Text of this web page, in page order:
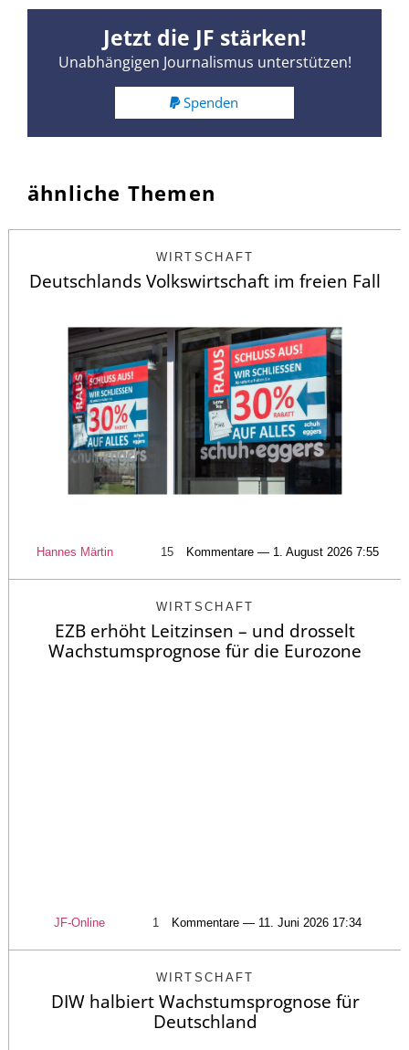
Jetzt die JF stärken!
Unabhängigen Journalismus unterstützen!
Spenden
ähnliche Themen
WIRTSCHAFT
Deutschlands Volkswirtschaft im freien Fall
Hannes Märtin 15 Kommentare — 1. August 2026 7:55
WIRTSCHAFT
EZB erhöht Leitzinsen – und drosselt
Wachstumsprognose für die Eurozone
JF-Online 1 Kommentare — 11. Juni 2026 17:34
WIRTSCHAFT
DIW halbiert Wachstumsprognose für
Deutschland